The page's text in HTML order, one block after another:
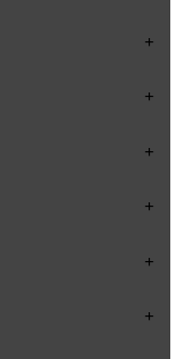
+
+
+
+
+
+